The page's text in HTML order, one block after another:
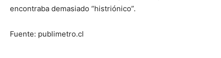
encontraba demasiado “histriónico”.
Fuente: publimetro.cl